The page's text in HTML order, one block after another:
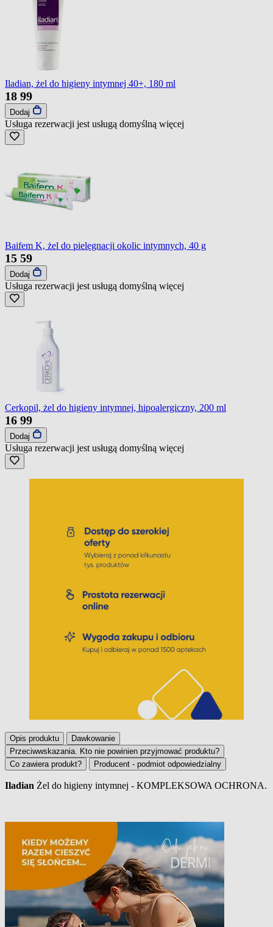
Iladian, żel do higieny intymnej 40+, 180 ml
18 99
Dodaj
Usługa rezerwacji jest usługą domyślną więcej
Baifem K, żel do pielęgnacji okolic intymnych, 40 g
15 59
Dodaj
Usługa rezerwacji jest usługą domyślną więcej
Cerkopil, żel do higieny intymnej, hipoalergiczny, 200 ml
16 99
Dodaj
Usługa rezerwacji jest usługą domyślną więcej
Opis produktu
Dawkowanie
Przeciwwskazania. Kto nie powinien przyjmować produktu?
Co zawiera produkt?
Producent - podmiot odpowiedzialny
Iladian Żel do higieny intymnej - KOMPLEKSOWA OCHRONA.